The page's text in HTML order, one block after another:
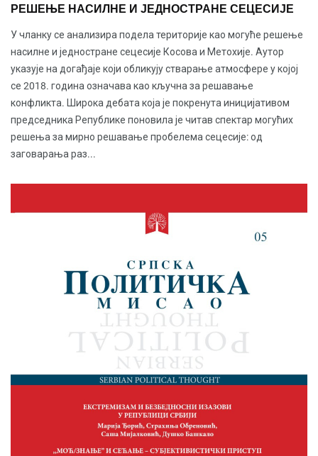
РЕШЕЊЕ НАСИЛНЕ И ЈЕДНОСТРАНЕ СЕЦЕСИЈЕ
У чланку се анализира подела територије као могуће решење
насилне и једностране сецесије Косова и Метохије. Аутор
указује на догађаје који обликују стварање атмосфере у којој
се 2018. година означава као кључна за решавање
конфликта. Широка дебата која је покренута иницијативом
председника Републике поновила је читав спектар могућих
решења за мирно решавање пробелема сецесије: од
заговарања раз...